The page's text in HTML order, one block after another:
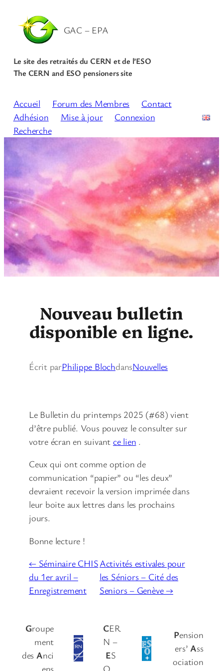
GAC – EPA
Le site des retraités du CERN et de l’ESO
The CERN and ESO pensioners site
Accueil Forum des Membres
Contact
Adhésion
Mise à jour
Connexion
Recherche
Nouveau bulletin
disponible en ligne.
Écrit parPhilippe BlochdansNouvelles
Le Bulletin du printemps 2025 (#68) vient
d’être publié. Vous pouvez le consulter sur
votre écran en suivant ce lien .
Ceux qui ont comme option de
communication “papier” ou “les deux”
devraient recevoir la version imprimée dans
leur boite aux lettres dans les prochains
jours.
Bonne lecture !
← Séminaire CHIS
du 1er avril –
Enregistrement
Activités estivales pour
les Séniors – Cité des
Seniors – Genève →
Groupe
ment
des Anci
ens
CER
N –
ES
O
Pension
ers’Ass
ociation